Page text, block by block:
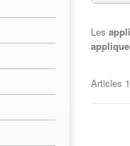
Les
Articles 1